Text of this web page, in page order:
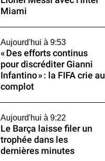
Miami
Aujourd'hui à 9:53
« Des efforts continus
pour discréditer Gianni
Infantino » : la FIFA crie au
complot
Aujourd'hui à 9:22
Le Barça laisse filer un
trophée dans les
dernières minutes